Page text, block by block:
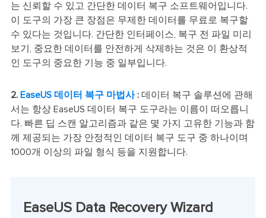
는 신뢰할 수 있고 간단한 데이터 복구 소프트웨어입니다.
이 도구의 가장 큰 장점은 무제한 데이터를 무료로 복구할
수 있다는 것입니다. 간단한 인터페이스, 복구 전 파일 미리
보기, 중요한 데이터를 안전하게 삭제하는 것은 이 환상적
인 도구의 중요한 기능 중 일부입니다.
2. EaseUS 데이터 복구 마법사:데이터 복구 솔루션에 관해
서는 항상 EaseUS 데이터 복구 도구라는 이름이 떠오릅니
다. 빠른 딥 스캔 알고리즘과 같은 몇 가지 고유한 기능과 함
께 제공되는 가장 안정적인 데이터 복구 도구 중 하나이며
1000개 이상의 파일 형식 등을 지원합니다.
EaseUS Data Recovery Wizard